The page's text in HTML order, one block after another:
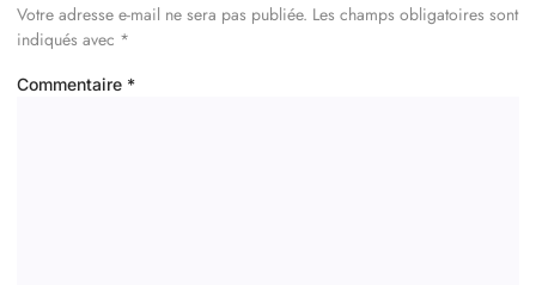
Votre adresse e-mail ne sera pas publiée. Les champs obligatoires sont
indiqués avec *
Commentaire *